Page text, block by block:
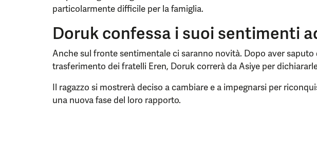
particolarmente difficile per la famiglia.
Doruk confessa i suoi sentimenti
Anche sul fronte sentimentale ci saranno novità. Dopo aver saputo
trasferimento dei fratelli Eren, Doruk correrà da Asiye per
Il ragazzo si mostrerà deciso a cambiare e a impegnarsi per
una nuova fase del loro rapporto.